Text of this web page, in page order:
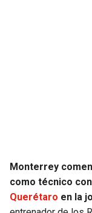
Monterrey
como técnico
Querétaro en la